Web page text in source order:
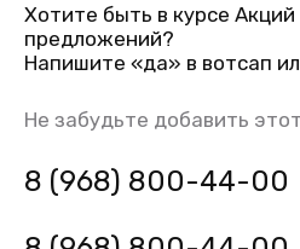
Хотите быть в курсе
предложений?
Напишите «да» в вотсап
Не забудьте добавить
8 (968) 800-44-00